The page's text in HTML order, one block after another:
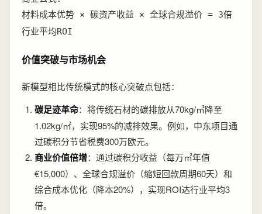
材料成本优势 × 碳资产收益 × 全球合规溢价 = 3倍
行业平均ROI
价值突破与市场机会
新模型相比传统模式的核心突破点包括：
碳足迹革命：将传统石材的碳排放从70kg/㎡降至
1.02kg/㎡，实现95%的减排效果。例如，中东项目通
过碳积分节省税费300万欧元。
商业价值倍增：通过碳积分收益（每万㎡年值
€15,000）、全球合规溢价（缩短回款周期60天）和
综合成本优化（降本20%），实现ROI达行业平均3
倍。